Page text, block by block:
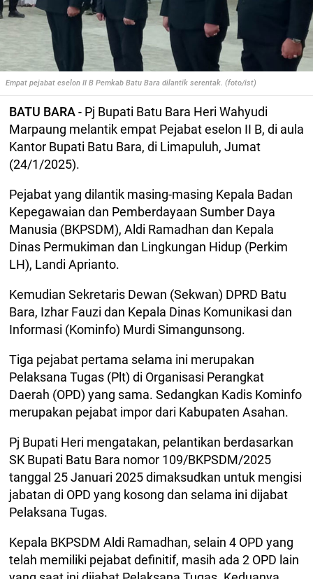
Empat pejabat eselon II B Pemkab Batu Bara dilantik serentak. (foto/ist)
BATU BARA- Pj Bupati Batu Bara Heri Wahyudi
Marpaung melantik empat Pejabat eselon II B, di aula
Kantor Bupati Batu Bara, di Limapuluh, Jumat
(24/1/2025).
Pejabat yang dilantik masing-masing Kepala Badan
Kepegawaian dan Pemberdayaan Sumber Daya
Manusia (BKPSDM), Aldi Ramadhan dan Kepala
Dinas Permukiman dan Lingkungan Hidup (Perkim
LH), Landi Aprianto.
Kemudian Sekretaris Dewan (Sekwan) DPRD Batu
Bara, Izhar Fauzi dan Kepala Dinas Komunikasi dan
Informasi (Kominfo) Murdi Simangunsong.
Tiga pejabat pertama selama ini merupakan
Pelaksana Tugas (Plt) di Organisasi Perangkat
Daerah (OPD) yang sama. Sedangkan Kadis Kominfo
merupakan pejabat impor dari Kabupaten Asahan.
Pj Bupati Heri mengatakan, pelantikan berdasarkan
SK Bupati Batu Bara nomor 109/BKPSDM/2025
tanggal 25 Januari 2025 dimaksudkan untuk mengisi
jabatan di OPD yang kosong dan selama ini dijabat
Pelaksana Tugas.
Kepala BKPSDM Aldi Ramadhan, selain 4 OPD yang
telah memiliki pejabat definitif, masih ada 2 OPD lain